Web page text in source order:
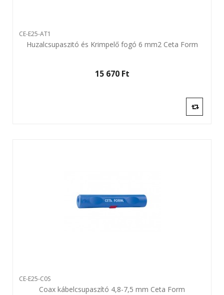
CE-E25-AT1
Huzalcsupaszitó és Krimpelő fogó 6 mm2 Ceta Form
15 670 Ft‎
CE-E25-C0S
Coax kábelcsupaszító 4,8-7,5 mm Ceta Form